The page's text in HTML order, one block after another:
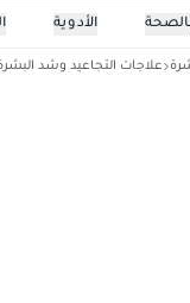
الأدوية
علاجات التجاعيد وشد